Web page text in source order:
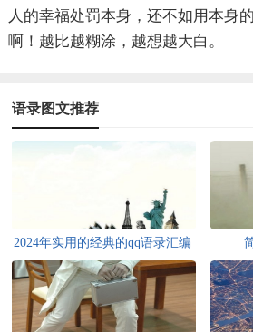
人的幸福处罚本身，还不如用本身
啊！越比越糊涂，越想越大白。
语录图文推荐
2024年实用的经典的qq语录汇编
50条